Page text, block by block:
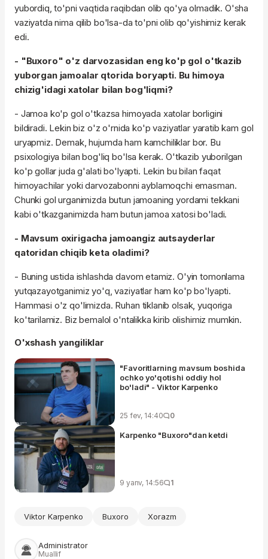
yubordiq, to'pni vaqtida raqibdan olib qo'ya olmadik. O'sha
vaziyatda nima qilib bo'lsa-da to'pni olib qo'yishimiz kerak
edi.
- "Buxoro" o'z darvozasidan eng ko'p gol o'tkazib
yuborgan jamoalar qtorida boryapti. Bu himoya
chizig'idagi xatolar bilan bog'liqmi?
- Jamoa ko'p gol o'tkazsa himoyada xatolar borligini
bildiradi. Lekin biz o'z o'rnida ko'p vaziyatlar yaratib kam gol
uryapmiz. Demak, hujumda ham kamchiliklar bor. Bu
psixologiya bilan bog'liq bo'lsa kerak. O'tkazib yuborilgan
ko'p gollar juda g'alati bo'lyapti. Lekin bu bilan faqat
himoyachilar yoki darvozabonni ayblamoqchi emasman.
Chunki gol urganimizda butun jamoaning yordami tekkani
kabi o'tkazganimizda ham butun jamoa xatosi bo'ladi.
- Mavsum oxirigacha jamoangiz autsayderlar
qatoridan chiqib keta oladimi?
- Buning ustida ishlashda davom etamiz. O'yin tomonlama
yutqazayotganimiz yo'q, vaziyatlar ham ko'p bo'lyapti.
Hammasi o'z qo'limizda. Ruhan tiklanib olsak, yuqoriga
ko'tarilamiz. Biz bemalol o'ntalikka kirib olishimiz mumkin.
O'xshash yangiliklar
"Favoritlarning mavsum boshida
ochko yo'qotishi oddiy hol
bo'ladi" - Viktor Karpenko
25 fev, 14:40 0
Karpenko "Buxoro"dan ketdi
9 yanv, 14:56 1
Viktor Karpenko Buxoro Xorazm
Administrator
Muallif